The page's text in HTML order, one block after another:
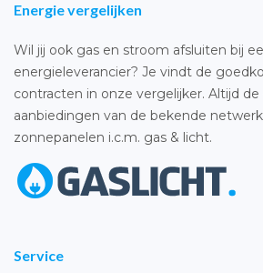
Energie vergelijken
Wil jij ook gas en stroom afsluiten bij
energieleverancier? Je vindt de
contracten in onze vergelijker. Altijd
aanbiedingen van de bekende
zonnepanelen i.c.m. gas & licht.
Service